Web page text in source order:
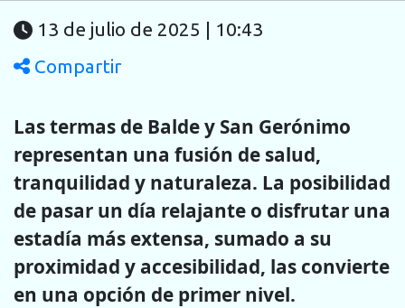
13 de julio de 2025 | 10:43
Compartir
Las termas de Balde y San Gerónimo
representan una fusión de salud,
tranquilidad y naturaleza. La posibilidad
de pasar un día relajante o disfrutar una
estadía más extensa, sumado a su
proximidad y accesibilidad, las convierte
en una opción de primer nivel.